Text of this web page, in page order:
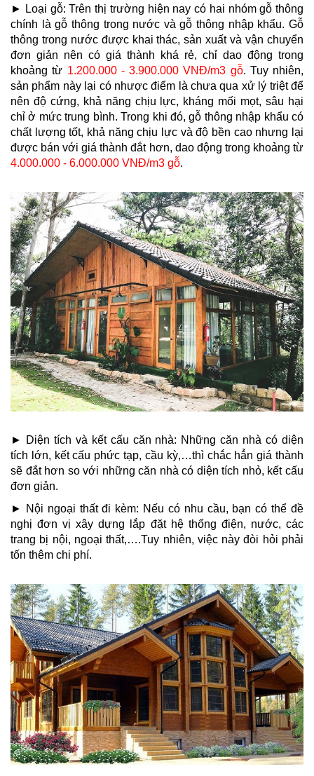
►
Loại gỗ: Trên thị trường hiện nay có hai nhóm gỗ thông
chính là gỗ thông trong nước và gỗ thông nhập khẩu. Gỗ
thông trong nước được khai thác, sản xuất và vận chuyển
đơn giản nên có giá thành khá rẻ, chỉ dao động trong
khoảng từ 1.200.000 - 3.900.000 VNĐ/m3 gỗ. Tuy nhiên,
sản phẩm này lại có nhược điểm là chưa qua xử lý triệt để
nên độ cứng, khả năng chịu lực, kháng mối mọt, sâu hại
chỉ ở mức trung bình. Trong khi đó, gỗ thông nhập khẩu có
chất lượng tốt, khả năng chịu lực và độ bền cao nhưng lại
được bán với giá thành đắt hơn, dao động trong khoảng từ
4.000.000 - 6.000.000 VNĐ/m3 gỗ.
►
Diện tích và kết cấu căn nhà: Những căn nhà có diện
tích lớn, kết cấu phức tạp, cầu kỳ,…thì chắc hẳn giá thành
sẽ đắt hơn so với những căn nhà có diện tích nhỏ, kết cấu
đơn giản.
►
Nội ngoại thất đi kèm: Nếu có nhu cầu, bạn có thể đề
nghị đơn vị xây dựng lắp đặt hệ thống điện, nước, các
trang bị nội, ngoại thất,….Tuy nhiên, việc này đòi hỏi phải
tốn thêm chi phí.